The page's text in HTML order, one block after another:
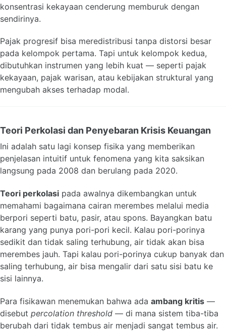
konsentrasi kekayaan cenderung memburuk dengan
sendirinya.
Pajak progresif bisa meredistribusi tanpa distorsi besar
pada kelompok pertama. Tapi untuk kelompok kedua,
dibutuhkan instrumen yang lebih kuat — seperti pajak
kekayaan, pajak warisan, atau kebijakan struktural yang
mengubah akses terhadap modal.
Teori Perkolasi dan Penyebaran Krisis Keuangan
Ini adalah satu lagi konsep fisika yang memberikan
penjelasan intuitif untuk fenomena yang kita saksikan
langsung pada 2008 dan berulang pada 2020.
Teori perkolasi pada awalnya dikembangkan untuk
memahami bagaimana cairan merembes melalui media
berpori seperti batu, pasir, atau spons. Bayangkan batu
karang yang punya pori-pori kecil. Kalau pori-porinya
sedikit dan tidak saling terhubung, air tidak akan bisa
merembes jauh. Tapi kalau pori-porinya cukup banyak dan
saling terhubung, air bisa mengalir dari satu sisi batu ke
sisi lainnya.
Para fisikawan menemukan bahwa ada ambang kritis —
disebut percolation threshold — di mana sistem tiba-tiba
berubah dari tidak tembus air menjadi sangat tembus air.